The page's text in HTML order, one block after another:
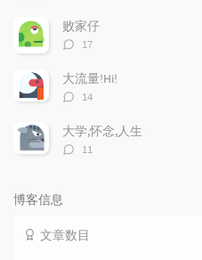
数：
败家仔
评
数：
17
大流量!Hi!
评
数：
14
大学,怀念,人生
评
11
博客信息
文章数目